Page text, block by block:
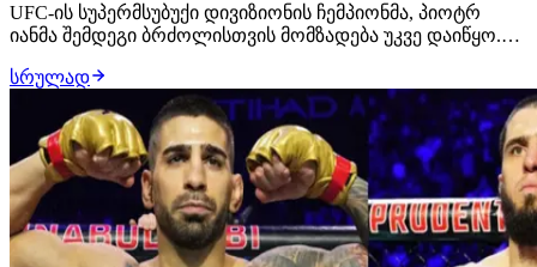
UFC-ის სუპერმსუბუქი დივიზიონის ჩემპიონმა, პიოტრ
იანმა შემდეგი ბრძოლისთვის მომზადება უკვე დაიწყო.
დროა", რომელშიც რუსი მებრძოლი სტრაიკინგში
ვარჯიშობს. გადაწყვეტილია, რომ მისი მოწინააღმდეგე
მერაბ დვალიშვილი იქნება. ბრძოლა შედგება 24 ო…
სრულად